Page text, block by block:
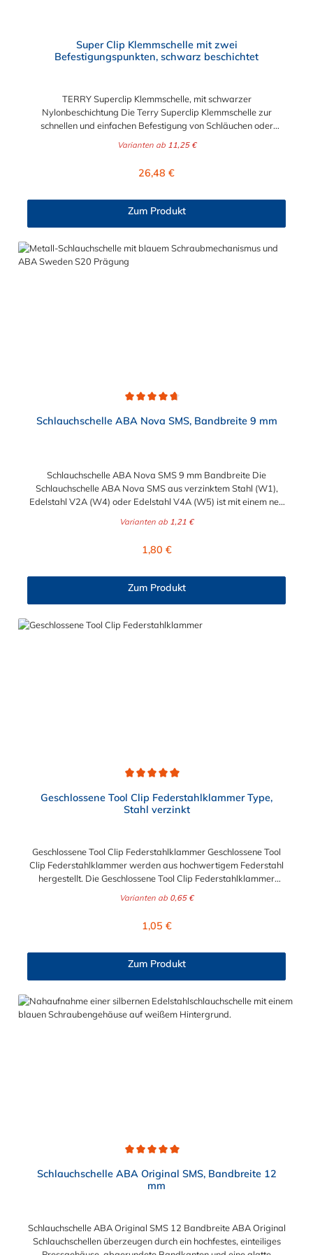
Super Clip Klemmschelle mit zwei
Befestigungspunkten, schwarz beschichtet
TERRY Superclip Klemmschelle, mit schwarzer
Nylonbeschichtung Die Terry Superclip Klemmschelle zur
schnellen und einfachen Befestigung von Schläuchen oder
Werkzeughalter für Heimwerker oder in der Werkstatt ihren
ermöglichen eine Befestigung von einem schweren Schlauch,
Querschnitte auswählbar.
Varianten ab11,25 €
Regulärer Preis:
26,48 €
Zum Produkt
Schlauchschelle ABA Nova SMS, Bandbreite 9 mm
Schlauchschelle ABA Nova SMS 9 mm Bandbreite Die
Schlauchschelle ABA Nova SMS aus verzinktem Stahl (W1),
Edelstahl V2A (W4) oder Edelstahl V4A (W5) ist mit einem neu
Spannkraft und sichere Führung des Bandes sorgt. Der kurze
am Schlauch. Die neue Schellen-Generation bietet eine
für eine zuverlässige und dichte Verbindung. Außerdem sind die
glatte Bandinnenseite und die abgerundeten Kanten sehr
schlauchschonend und sorgen ebenfalls für Dichtheit. Die
vielseitige ABA Nova SMS ist die ideale Wahl für kleinere
Varianten ab 1,21 €
Regulärer Preis:
1,80 €
Zum Produkt
Geschlossene Tool Clip Federstahlklammer Type,
Stahl verzinkt
Geschlossene Tool Clip Federstahlklammer Geschlossene Tool
Clip Federstahlklammer werden aus hochwertigem Federstahl
hergestellt. Die Geschlossene Tool Clip Federstahlklammer
Fachanwendern gefertigt, werden aber auch häufig im
der Federstahlklammer ist unsere beliebteste Klemme und mit
Varianten ab 0,65 €
Regulärer Preis:
1,05 €
Zum Produkt
Schlauchschelle ABA Original SMS, Bandbreite 12
mm
Schlauchschelle ABA Original SMS 12 Bandbreite ABA Original
Schlauchschellen überzeugen durch ein hochfestes, einteiliges